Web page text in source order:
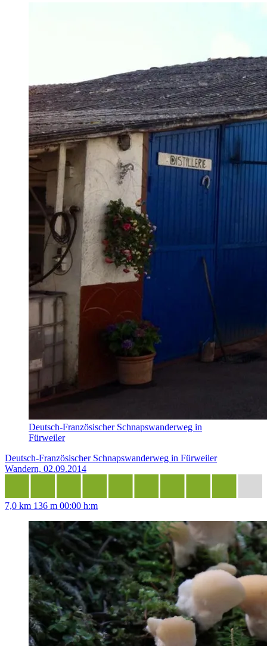
Deutsch-Französischer Schnapswanderweg in
Fürweiler
Deutsch-Französischer Schnapswanderweg in Fürweiler
Wandern, 02.09.2014
7,0 km 136 m 00:00 h:m